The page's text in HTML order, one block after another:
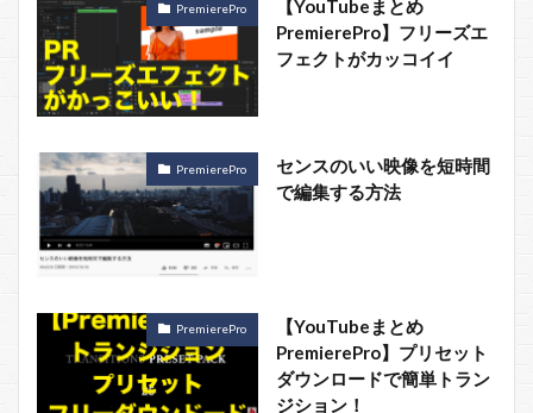
PremierePro
【YouTubeまとめ
PremierePro】フリーズエ
フェクトがカッコイイ
PremierePro
センスのいい映像を短時間
で編集する方法
PremierePro
【YouTubeまとめ
PremierePro】プリセット
ダウンロードで簡単トラン
ジション！